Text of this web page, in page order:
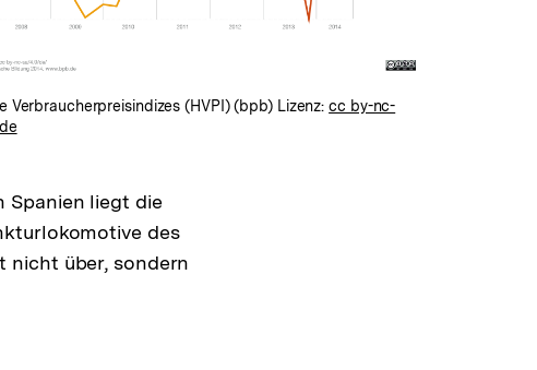
Verbraucherpreisindizes (HVPI) (bpb) Lizenz:cc by-nc-
Spanien liegt die
des
nicht über, sondern